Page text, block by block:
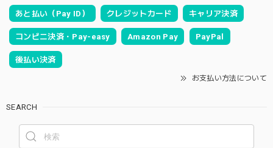
あと払い（Pay ID） クレジットカード キャリア決済
コンビニ決済・Pay-easy Amazon Pay PayPal
後払い決済
お支払い方法について
SEARCH